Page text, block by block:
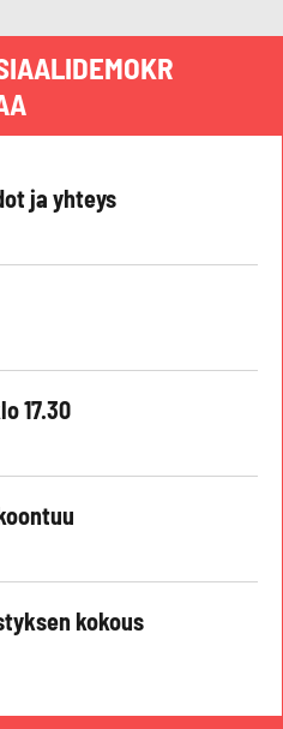
ja yhteys
17.30
kokous